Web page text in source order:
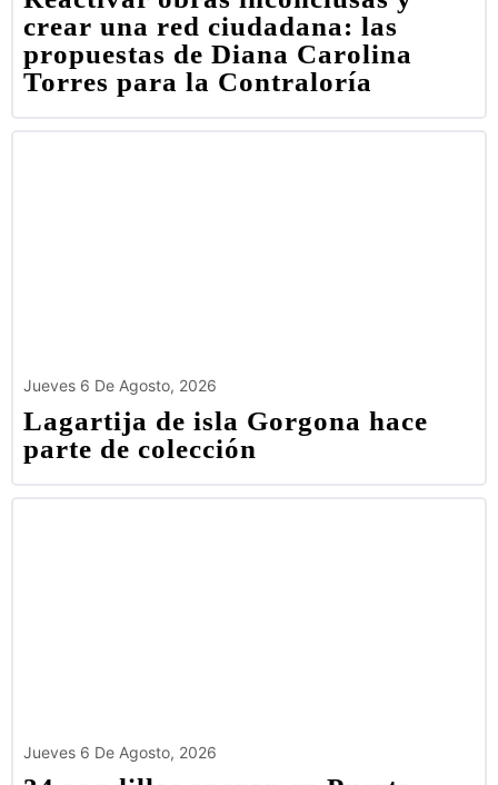
crear una red ciudadana: las
propuestas de Diana Carolina
Torres para la Contraloría
Jueves 6 De Agosto, 2026
Lagartija de isla Gorgona hace
parte de colección
Jueves 6 De Agosto, 2026